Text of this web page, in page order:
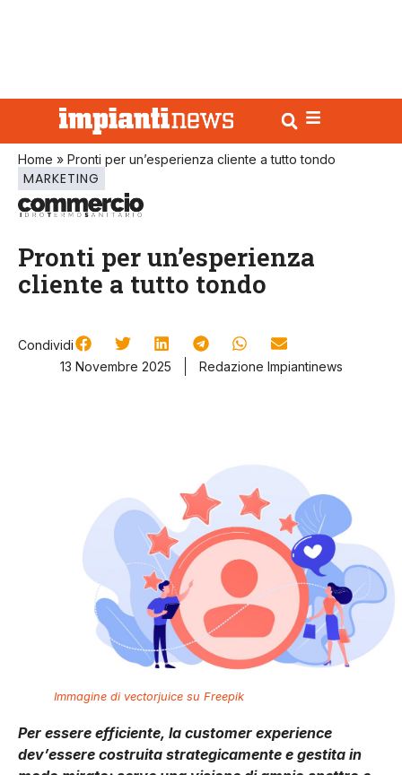
Home » Pronti per un’esperienza cliente a tutto tondo
MARKETING
Pronti per un’esperienza
cliente a tutto tondo
Condividi
13 Novembre 2025
Redazione Impiantinews
Immagine di vectorjuice su Freepik
Per essere efficiente, la customer experience
dev’essere costruita strategicamente e gestita in